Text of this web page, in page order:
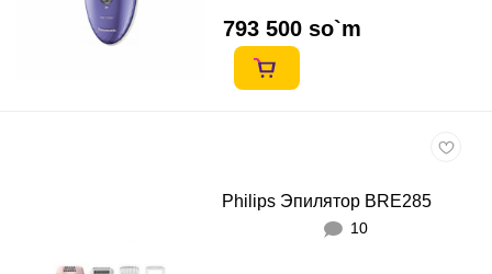
793 500 so`m
Philips Эпилятор BRE285
10